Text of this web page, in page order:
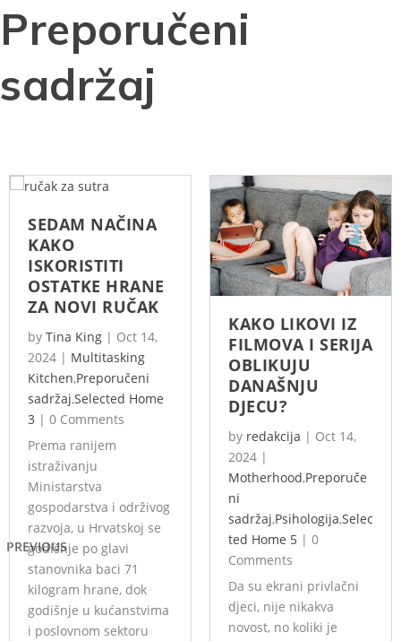
Preporučeni
sadržaj
PREVIOUS
SEDAM NAČINA
KAKO
ISKORISTITI
OSTATKE HRANE
ZA NOVI RUČAK
by Tina King | Oct 14,
2024 | Multitasking
Kitchen,Preporučeni
sadržaj,Selected Home
3 | 0 Comments
Prema ranijem
istraživanju
Ministarstva
gospodarstva i održivog
razvoja, u Hrvatskoj se
godišnje po glavi
stanovnika baci 71
kilogram hrane, dok
godišnje u kućanstvima
i poslovnom sektoru
KAKO LIKOVI IZ
FILMOVA I SERIJA
OBLIKUJU
DANAŠNJU
DJECU?
by redakcija | Oct 14,
2024 |
Motherhood,Preporuče
ni
sadržaj,Psihologija,Selec
ted Home 5 | 0
Comments
Da su ekrani privlačni
djeci, nije nikakva
novost, no koliki je